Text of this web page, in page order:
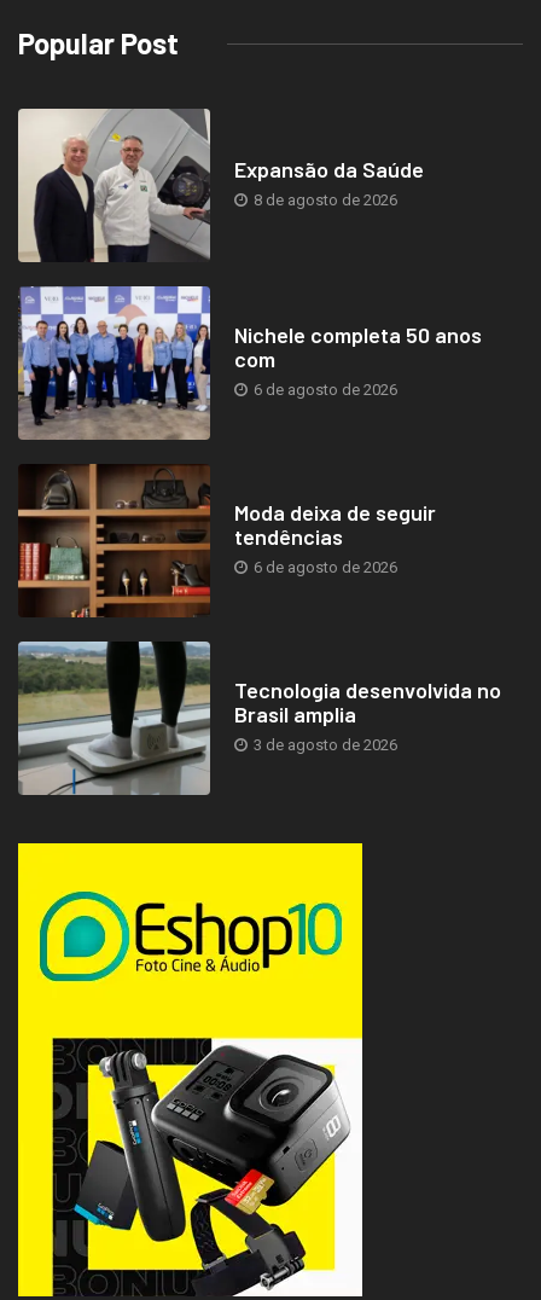
Popular Post
Expansão da Saúde
8 de agosto de 2026
Nichele completa 50 anos
com
6 de agosto de 2026
Moda deixa de seguir
tendências
6 de agosto de 2026
Tecnologia desenvolvida no
Brasil amplia
3 de agosto de 2026